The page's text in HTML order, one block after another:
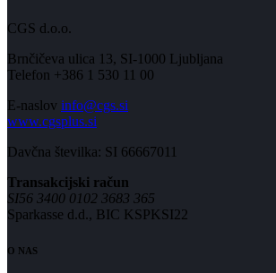
CGS d.o.o.
Brnčičeva ulica 13, SI-1000 Ljubljana
Telefon +386 1 530 11 00
E-naslov info@cgs.si
www.cgsplus.si
Davčna številka: SI 66667011
Transakcijski račun
SI56 3400 0102 3683 365
Sparkasse d.d., BIC KSPKSI22
O NAS